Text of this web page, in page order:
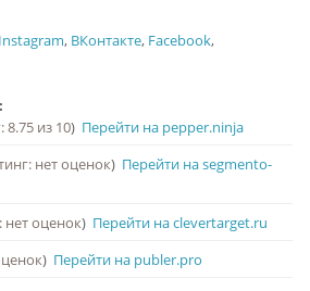
Instagram, ВКонтакте, Facebook,
8.75 из 10) Перейти на pepper.ninja
нет оценок) Перейти на segmento-
нет оценок) Перейти на clevertarget.ru
) Перейти на publer.pro